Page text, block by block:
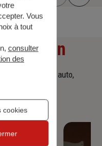
d'assurance, auto,
Vous
à tout
consulter
des
cookies